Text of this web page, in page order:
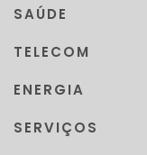
SAÚDE
TELECOM
ENERGIA
SERVIÇOS